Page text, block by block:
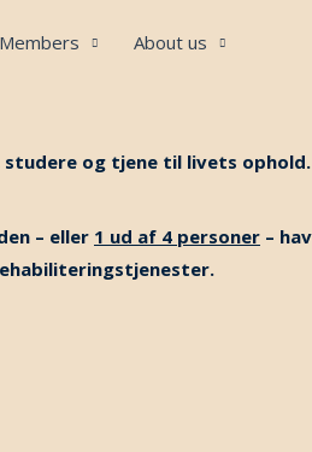
Members About us
og tjene til livets
– eller 1 ud af 4 personer –